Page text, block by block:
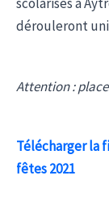
dérouleront
Attention :
Télécharger la
fêtes 2021